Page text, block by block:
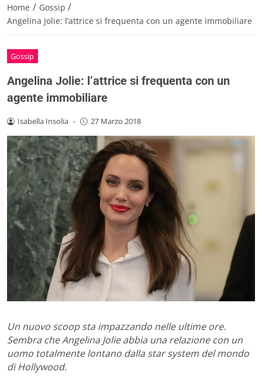
Home / Gossip /
Angelina Jolie: l’attrice si frequenta con un agente immobiliare
Gossip
Angelina Jolie: l’attrice si frequenta con un
agente immobiliare
Isabella Insolia - 27 Marzo 2018
Un nuovo scoop sta impazzando nelle ultime ore.
Sembra che Angelina Jolie abbia una relazione con un
uomo totalmente lontano dalla star system del mondo
di Hollywood.